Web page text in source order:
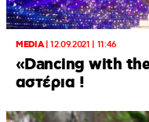
MEDIA|12.09.2021 | 11:46
«Dancing with
αστέρια !